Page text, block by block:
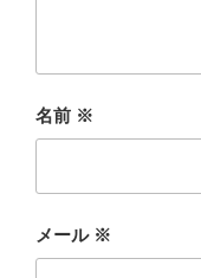
名前 ※
メール ※